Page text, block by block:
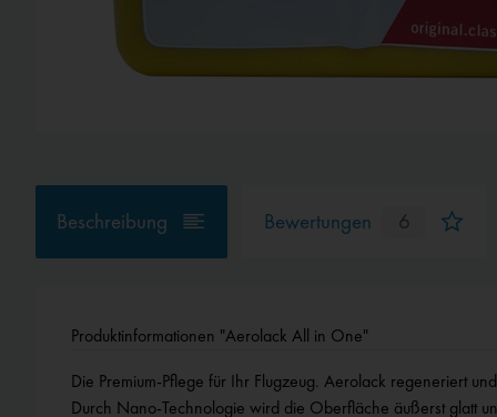
Beschreibung Bewertungen 6
Produktinformationen "Aerolack All in One"
Die Premium-Pflege für Ihr Flugzeug. Aerolack regeneriert
Durch Nano-Technologie wird die Oberfläche äußerst glatt
Trocknung mit einem Tuch abgestaubt. Polieren ist nicht